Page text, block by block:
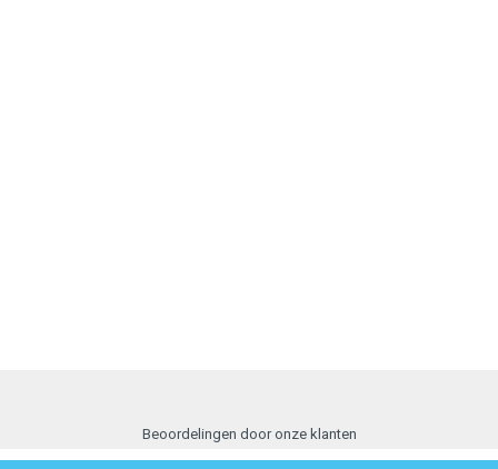
Beoordelingen door onze klanten